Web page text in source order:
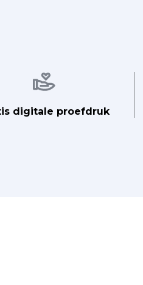
Afbeelding
digitale proefdruk